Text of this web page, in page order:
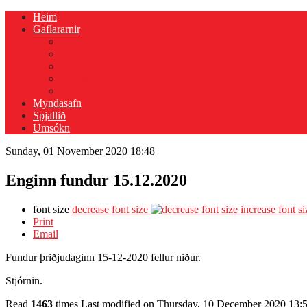
Heim
Gaflararnir
Myndasafn
Spjallið
Umsókn
Sunday, 01 November 2020 18:48
Enginn fundur 15.12.2020
font size decrease font size
increase font
Print
Email
Fundur þriðjudaginn 15-12-2020 fellur niður.
Stjórnin.
Read 1463 times Last modified on Thursday, 10 December 2020